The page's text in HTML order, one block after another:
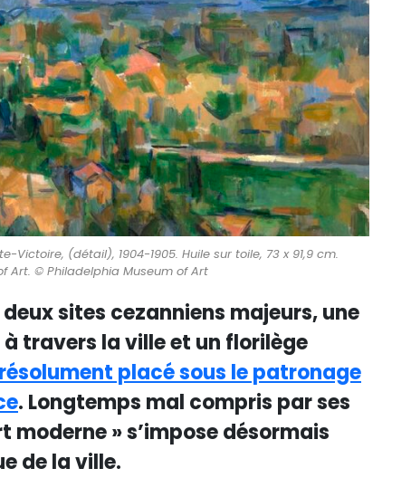
Victoire, (détail), 1904-1905. Huile sur toile, 73 x 91,9 cm.
Art. © Philadelphia Museum of Art
sites cezanniens majeurs, une
travers la ville et un florilège
placé sous le patronage
. Longtemps mal compris par ses
moderne » s’impose désormais
de la ville.